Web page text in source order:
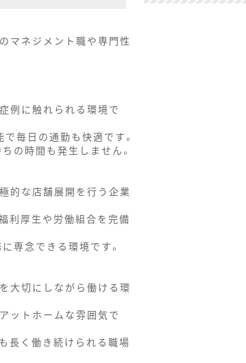
マネジメント職や専門性
例に触れられる環境で
毎日の通勤も快適です。
の時間も発生しません。
的な店舗展開を行う企業
利厚生や労働組合を完備
専念できる環境です。
大切にしながら働ける環
ットホームな雰囲気で
長く働き続けられる職場